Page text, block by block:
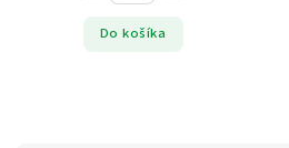
Do košíka